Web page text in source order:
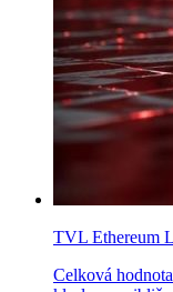
TVL Ethereum
Celková